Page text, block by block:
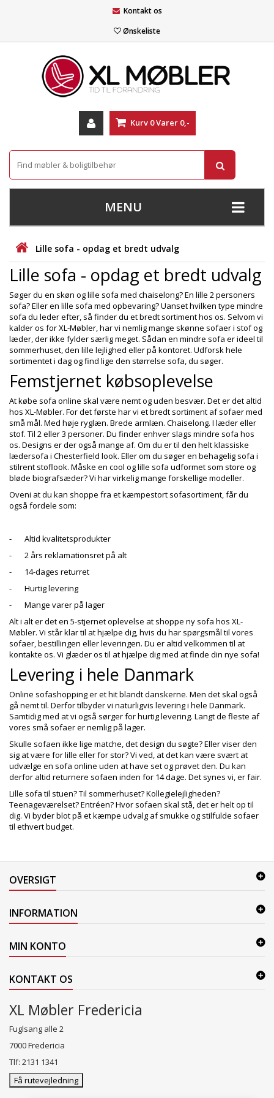
Kontakt os
Ønskeliste
Kurv 0Varer 0,-
MENU
+
STUE
+
+
SOVEVÆRELSE
+
KONTORMØBLER
OPBEVARING
TÆPPER
+
LAMPER
+
ENTREMØBLER
+
HAVEMØBLER
OUTLET
Lille sofa - opdag et bredt udvalg
Lille sofa - opdag et bredt udvalg
Søger du en skøn og lille sofa med chaiselong? En lille 2 personers
sofa? Eller en lille sofa med opbevaring? Uanset hvilken type mindre
sofa du leder efter, så finder du et bredt sortiment hos os. Selvom vi
kalder os for XL-Møbler, har vi nemlig mange skønne sofaer i stof og
læder, der ikke fylder særlig meget. Sådan en mindre sofa er ideel til
sommerhuset, den lille lejlighed eller på kontoret. Udforsk hele
sortimentet i dag og find lige den størrelse sofa, du søger.
Femstjernet købsoplevelse
At købe sofa online skal være nemt og uden besvær. Det er det altid
hos XL-Møbler. For det første har vi et bredt sortiment af sofaer med
små mål. Med høje ryglæn. Brede armlæn. Chaiselong. I læder eller
stof. Til 2 eller 3 personer. Du finder enhver slags mindre sofa hos
os. Designs er der også mange af. Om du er til den helt klassiske
lædersofa i Chesterfield look. Eller om du søger en behagelig sofa i
stilrent stoflook. Måske en cool og lille sofa udformet som store og
bløde biografsæder? Vi har virkelig mange forskellige modeller.
Oveni at du kan shoppe fra et kæmpestort sofasortiment, får du
også fordele som:
-
Altid kvalitetsprodukter
-
2 års reklamationsret på alt
-
14-dages returret
-
Hurtig levering
-
Mange varer på lager
Alt i alt er det en 5-stjernet oplevelse at shoppe ny sofa hos XL-
Møbler. Vi står klar til at hjælpe dig, hvis du har spørgsmål til vores
sofaer, bestillingen eller leveringen. Du er altid velkommen til at
kontakte os. Vi glæder os til at hjælpe dig med at finde din nye sofa!
Levering i hele Danmark
Online sofashopping er et hit blandt danskerne. Men det skal også
gå nemt til. Derfor tilbyder vi naturligvis levering i hele Danmark.
Samtidig med at vi også sørger for hurtig levering. Langt de fleste af
vores små sofaer er nemlig på lager.
Skulle sofaen ikke lige matche, det design du søgte? Eller viser den
sig at være for lille eller for stor? Vi ved, at det kan være svært at
udvælge en sofa online uden at have set og prøvet den. Du kan
derfor altid returnere sofaen inden for 14 dage. Det synes vi, er fair.
Lille sofa til stuen? Til sommerhuset? Kollegielejligheden?
Teenageværelset? Entréen? Hvor sofaen skal stå, det er helt op til
dig. Vi byder blot på et kæmpe udvalg af smukke og stilfulde sofaer
til ethvert budget.
OVERSIGT
INFORMATION
MIN KONTO
KONTAKT OS
XL Møbler Fredericia
Fuglsang alle 2
7000 Fredericia
Tlf: 2131 1341
Få rutevejledning